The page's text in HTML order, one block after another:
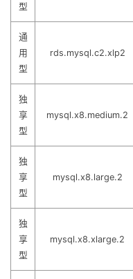
型
通
用
型
rds.mysql.c2.xlp2
独
享
型
mysql.x8.medium.2
独
享
型
mysql.x8.large.2
独
享
型
mysql.x8.xlarge.2